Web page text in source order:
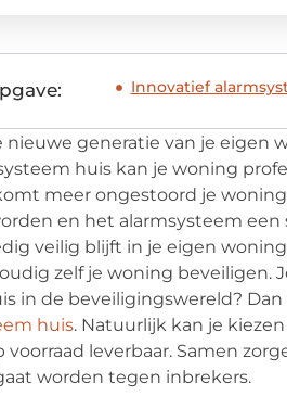
Innovatief
nieuwe generatie van je eigen
huis kan je woning
meer ongestoord je
en het alarmsysteem een
veilig blijft in je eigen
zelf je woning beveiligen.
in de beveiligingswereld?
huis. Natuurlijk kan je
voorraad leverbaar. Samen
worden tegen inbrekers.